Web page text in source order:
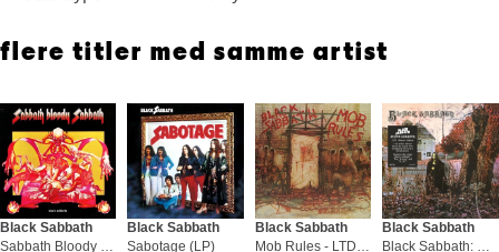
flere titler med samme artist
Black Sabbath
Sabbath Bloody Sabbath (LP)
Black Sabbath
Sabotage (LP)
Black Sabbath
Mob Rules - LTD (2LP)
Black Sabbath
Black Sabbath: Deluxe Edition (2CD)